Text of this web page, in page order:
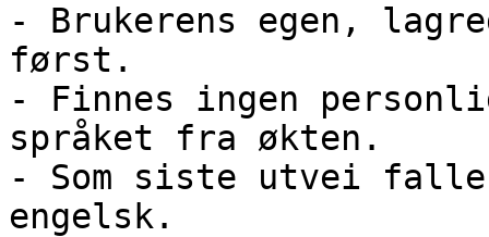
- Brukerens egen,
først.
- Finnes ingen
språket fra økten.
- Som siste utvei
engelsk.